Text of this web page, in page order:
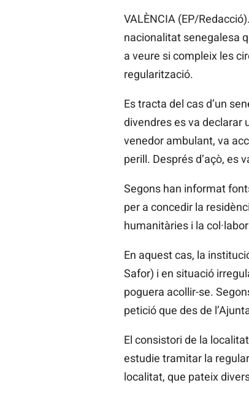
VALÈNCIA (EP/
nacionalitat senegalesa
a veure si compleix les
regularització.
Es tracta del cas d’un
divendres es va declarar
venedor ambulant, va
perill. Després d’açò, es
Segons han informat
per a concedir la
humanitàries i la
En aquest cas, la
Safor) i en situació
poguera acollir-se.
petició que des de
El consistori de la
estudie tramitar la
localitat, que pateix